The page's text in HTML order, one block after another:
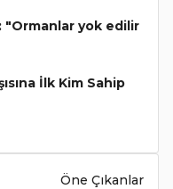
"Ormanlar yok edilir
İlk Kim Sahip
Öne Çıkanlar